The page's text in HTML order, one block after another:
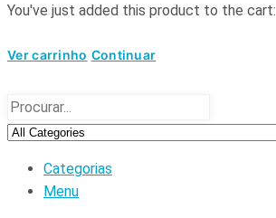
You've just added this product to the cart:
Ver carrinho Continuar
Categorias
Menu